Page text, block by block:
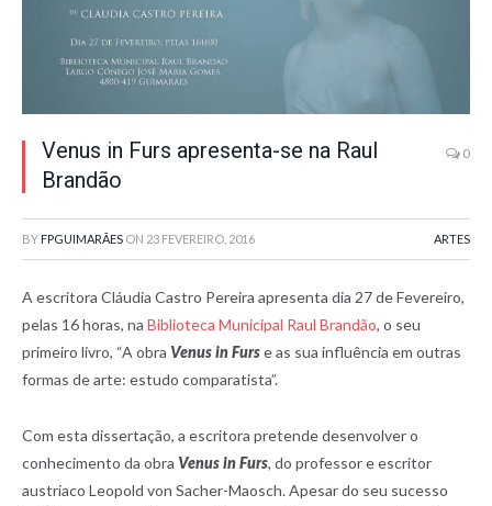
Venus in Furs apresenta-se na Raul
Brandão
0
BY FPGUIMARÃES ON 23 FEVEREIRO, 2016 ARTES
A escritora Cláudia Castro Pereira apresenta dia 27 de Fevereiro,
pelas 16 horas, na Biblioteca Municipal Raul Brandão, o seu
primeiro livro, “A obra Venus in Furse as sua influência em outras
formas de arte: estudo comparatista”.
Com esta dissertação, a escritora pretende desenvolver o
conhecimento da obra Venus in Furs, do professor e escritor
austríaco Leopold von Sacher-Maosch. Apesar do seu sucesso